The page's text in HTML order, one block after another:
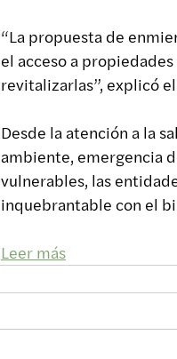
“La propuesta de
el acceso a
revitalizarlas”, explicó
Desde la atención a la
ambiente, emergencia
vulnerables, las
inquebrantable con el
Leer más